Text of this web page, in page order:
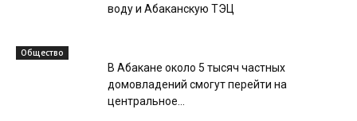
воду и Абаканскую ТЭЦ
Общество
В Абакане около 5 тысяч частных
домовладений смогут перейти на
центральное...